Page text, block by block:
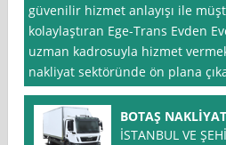
güvenilir hizmet anlayışı ile
kolaylaştıran Ege-Trans Evden
uzman kadrosuyla hizmet
nakliyat sektöründe ön plana
BOTAŞ NAKLİYAT
İSTANBUL VE